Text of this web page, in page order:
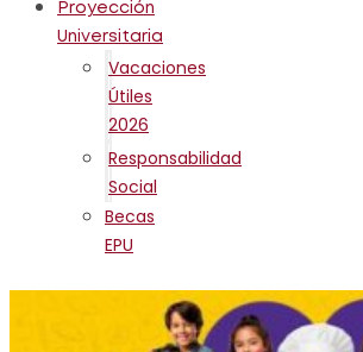
Proyección
Universitaria
Vacaciones
Útiles
2026
Responsabilidad
Social
Becas
EPU